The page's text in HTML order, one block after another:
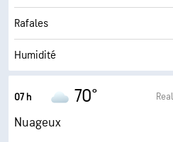
Plafond nuageux
Rafales
Humidité
Point de rosée
AccuLumen Brightness Index™
07 h 70°
Nuageux